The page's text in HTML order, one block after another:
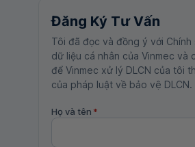
Đăng Ký Tư Vấn
Tôi đã đọc và đồng ý với
dữ liệu cá nhân của Vinmec và
để Vinmec xử lý DLCN của tôi
của pháp luật về bảo vệ DLCN.
Họ và tên *